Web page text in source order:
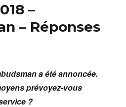
–
– Réponses
a été annoncée.
prévoyez-vous
?